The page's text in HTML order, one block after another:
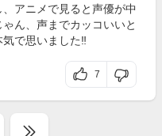
アニメで見ると声優が中
ん、声までカッコいいと
で思いました‼︎
7